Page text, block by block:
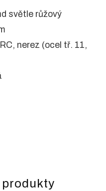
světle růžový
nerez (ocel tř. 11,